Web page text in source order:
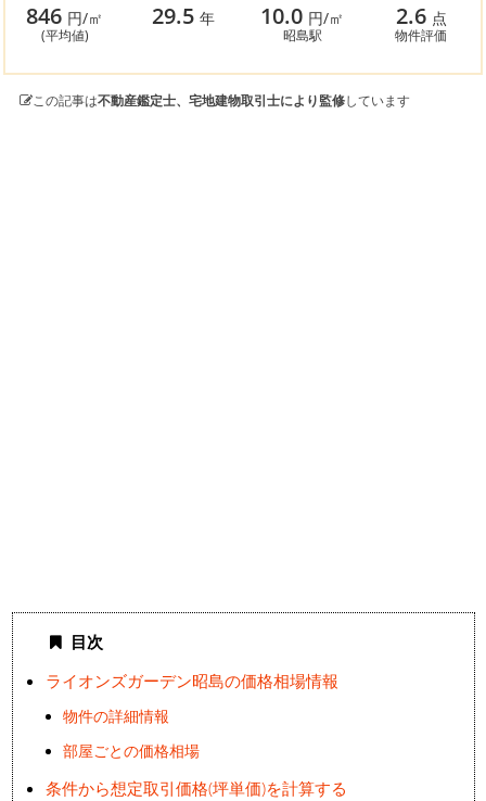
846 円/㎡
(平均値)
29.5年 10.0 円/㎡
昭島駅
2.6 点
物件評価
この記事は不動産鑑定士、宅地建物取引士により監修しています
目次
ライオンズガーデン昭島の価格相場情報
物件の詳細情報
部屋ごとの価格相場
条件から想定取引価格(坪単価)を計算する